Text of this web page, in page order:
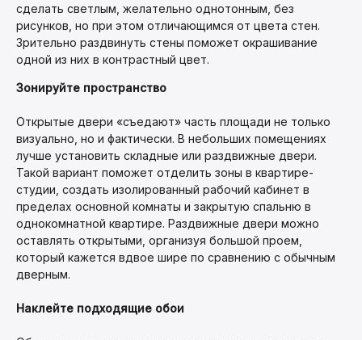
сделать светлым, желательно однотонным, без
рисунков, но при этом отличающимся от цвета стен.
Зрительно раздвинуть стены поможет окрашивание
одной из них в контрастный цвет.
Зонируйте пространство
Открытые двери «съедают» часть площади не только
визуально, но и фактически. В небольших помещениях
лучше установить складные или раздвижные двери.
Такой вариант поможет отделить зоны в квартире-
студии, создать изолированный рабочий кабинет в
пределах основной комнаты и закрытую спальню в
однокомнатной квартире. Раздвижные двери можно
оставлять открытыми, организуя большой проем,
который кажется вдвое шире по сравнению с обычным
дверным.
Наклейте подходящие обои